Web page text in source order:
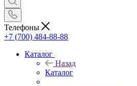
Телефоны
+7 (700) 484-88-88
Каталог
Назад
Каталог